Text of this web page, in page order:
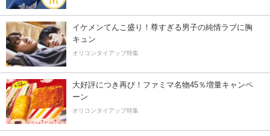
イケメンてんこ盛り！尊すぎる男子の純情ラブに胸
キュン
オリコンタイアップ特集
大好評につき再び！ファミマ名物45％増量キャンペ
ーン
オリコンタイアップ特集